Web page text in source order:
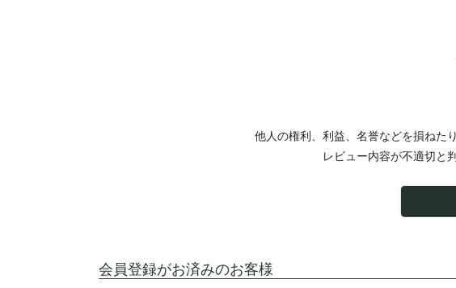
他人の権利、利益、名誉などを損ねた
レビュー内容が不適切と
会員登録がお済みのお客様